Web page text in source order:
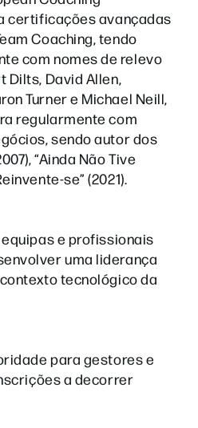
certificações avançadas
Coaching, tendo
com nomes de relevo
Dilts, David Allen,
Turner e Michael Neill,
regularmente com
sendo autor dos
“Ainda Não Tive
se” (2021).
e profissionais
uma liderança
tecnológico da
para gestores e
a decorrer